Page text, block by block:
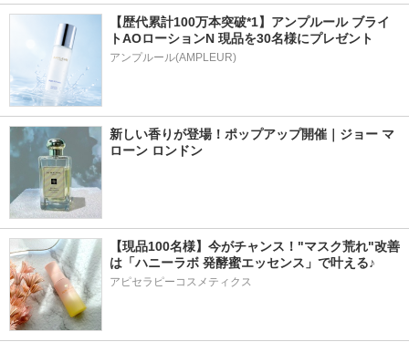
【歴代累計100万本突破*1】アンプルール ブライ
トAOローションN 現品を30名様にプレゼント
アンプルール(AMPLEUR)
新しい香りが登場！ポップアップ開催｜ジョー マ
ローン ロンドン
【現品100名様】今がチャンス！"マスク荒れ"改善
は「ハニーラボ 発酵蜜エッセンス」で叶える♪
アピセラピーコスメティクス